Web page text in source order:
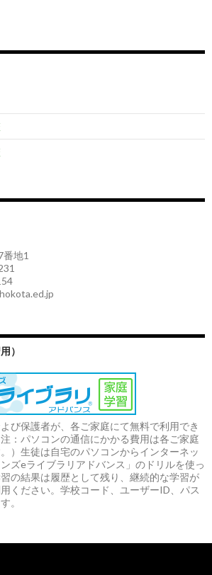
地1
）
び保護者が、各ご家庭にて無料で利用でき
：パソコンの通信にかかる費用は各ご家庭
）生徒は自宅のパソコンからインターネッ
ズeライブラリアドバンス」のドリルを使っ
の結果は履歴として残り、継続的な学習が
ください。学校コード、ユーザーID、パス
。